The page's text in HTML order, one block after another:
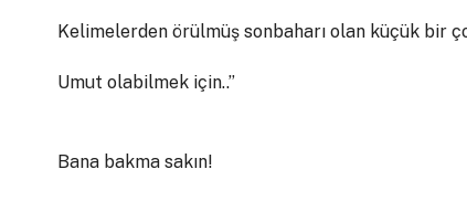
Kelimelerden örülmüş sonbaharı olan küçük bir
Umut olabilmek için..’’
Bana bakma sakın!